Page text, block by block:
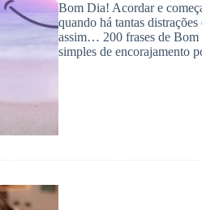
Bom Dia! Acordar e
quando há tantas
assim… 200 frases de
simples de encorajamento